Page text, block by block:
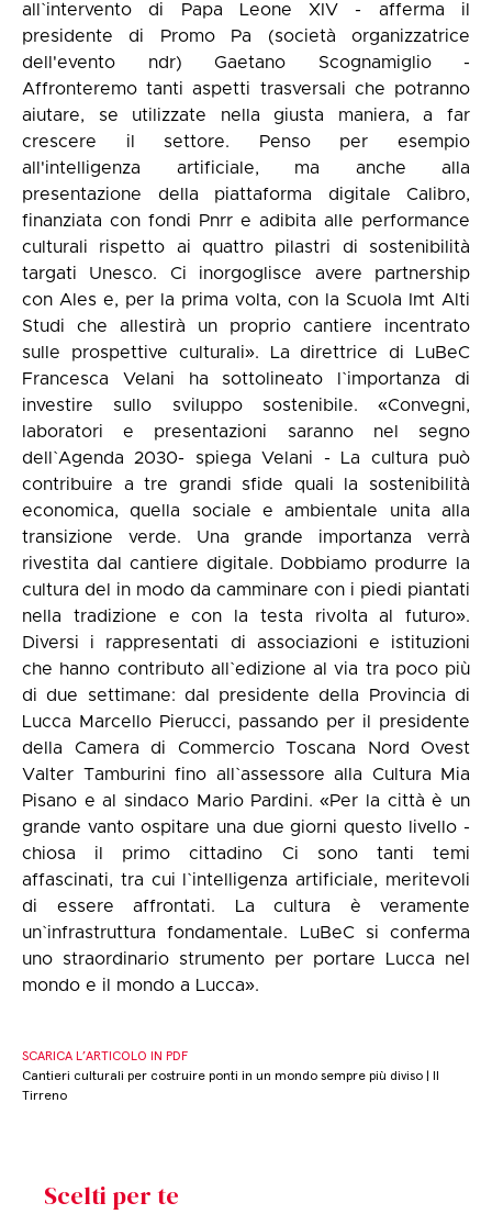
all`intervento di Papa Leone XIV - afferma il
presidente di Promo Pa (società organizzatrice
dell'evento ndr) Gaetano Scognamiglio -
Affronteremo tanti aspetti trasversali che potranno
aiutare, se utilizzate nella giusta maniera, a far
crescere il settore. Penso per esempio
all'intelligenza artificiale, ma anche alla
presentazione della piattaforma digitale Calibro,
finanziata con fondi Pnrr e adibita alle performance
culturali rispetto ai quattro pilastri di sostenibilità
targati Unesco. Ci inorgoglisce avere partnership
con Ales e, per la prima volta, con la Scuola Imt Alti
Studi che allestirà un proprio cantiere incentrato
sulle prospettive culturali». La direttrice di LuBeC
Francesca Velani ha sottolineato l`importanza di
investire sullo sviluppo sostenibile. «Convegni,
laboratori e presentazioni saranno nel segno
dell`Agenda 2030- spiega Velani - La cultura può
contribuire a tre grandi sfide quali la sostenibilità
economica, quella sociale e ambientale unita alla
transizione verde. Una grande importanza verrà
rivestita dal cantiere digitale. Dobbiamo produrre la
cultura del in modo da camminare con i piedi piantati
nella tradizione e con la testa rivolta al futuro».
Diversi i rappresentati di associazioni e istituzioni
che hanno contributo all`edizione al via tra poco più
di due settimane: dal presidente della Provincia di
Lucca Marcello Pierucci, passando per il presidente
della Camera di Commercio Toscana Nord Ovest
Valter Tamburini fino all`assessore alla Cultura Mia
Pisano e al sindaco Mario Pardini. «Per la città è un
grande vanto ospitare una due giorni questo livello -
chiosa il primo cittadino Ci sono tanti temi
affascinati, tra cui l`intelligenza artificiale, meritevoli
di essere affrontati. La cultura è veramente
un`infrastruttura fondamentale. LuBeC si conferma
uno straordinario strumento per portare Lucca nel
mondo e il mondo a Lucca».
SCARICA L’ARTICOLO IN PDF
Cantieri culturali per costruire ponti in un mondo sempre più diviso | Il
Tirreno
Scelti per te